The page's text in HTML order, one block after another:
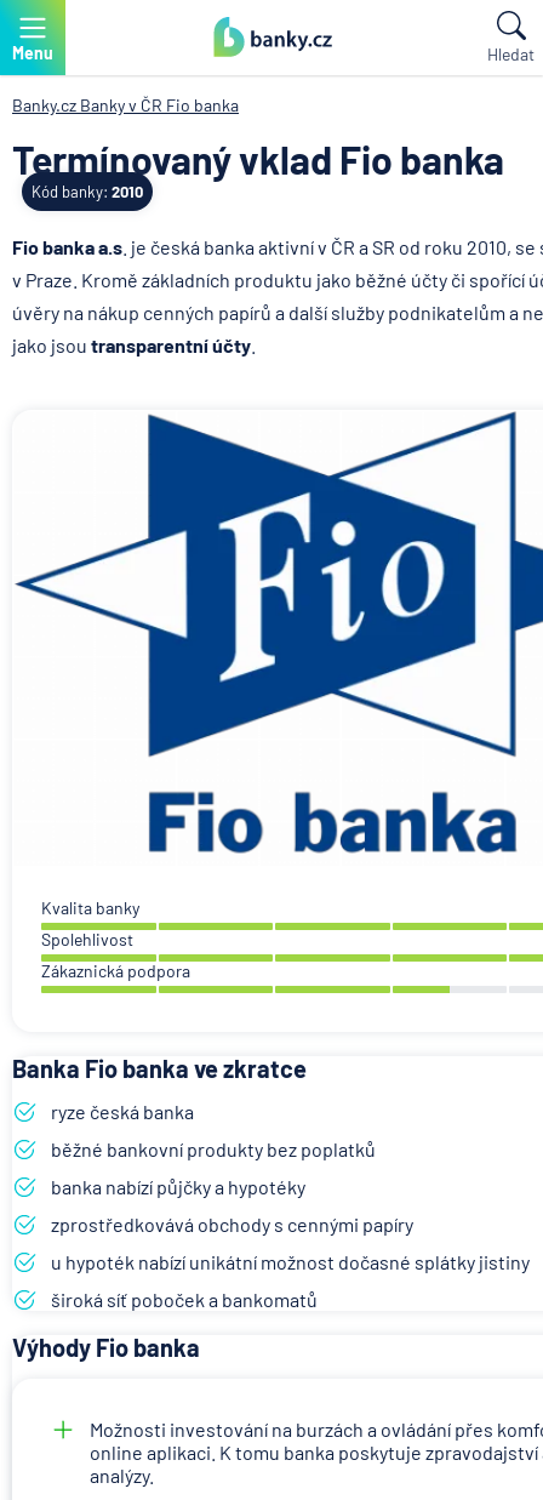
Menu Hledat
Banky.cz Banky v ČR Fio banka
Termínovaný vklad Fio banka
Kód banky: 2010
Kvalita banky
Spolehlivost
Zákaznická podpora
Fio banka a.s . je česká banka aktivní v ČR a SR od roku 2010,
v Praze. Kromě základních produktu jako běžné účty či spořící
úvěry na nákup cenných papírů a další služby podnikatelům a
jako jsou transparentní účty
Banka Fio banka ve zkratce
ryze česká banka
běžné bankovní produkty bez poplatků
banka nabízí půjčky a hypotéky
zprostředkovává obchody s cennými papíry
u hypoték nabízí unikátní možnost dočasné splátky jistiny
široká síť poboček a bankomatů
Výhody Fio banka
Možnosti investování na burzách a ovládání přes
online aplikaci. K tomu banka poskytuje zpravodajství
analýzy.